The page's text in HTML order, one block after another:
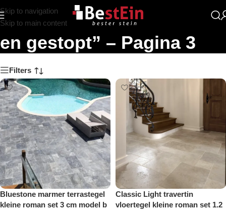
Skip to navigation
Skip to main content
Zoekresultaten: “Gezoet
en gestopt” – Pagina 3
Filters
Bluestone marmer terrastegel
kleine roman set 3 cm model b
Classic Light travertin
vloertegel kleine roman set 1.2